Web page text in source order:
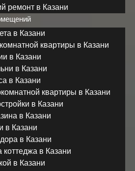
ремонт в Казани
в Казани
квартиры в Казани
в Казани
в Казани
в Казани
квартиры в Казани
в Казани
в Казани
в Казани
в Казани
в Казани
в Казани